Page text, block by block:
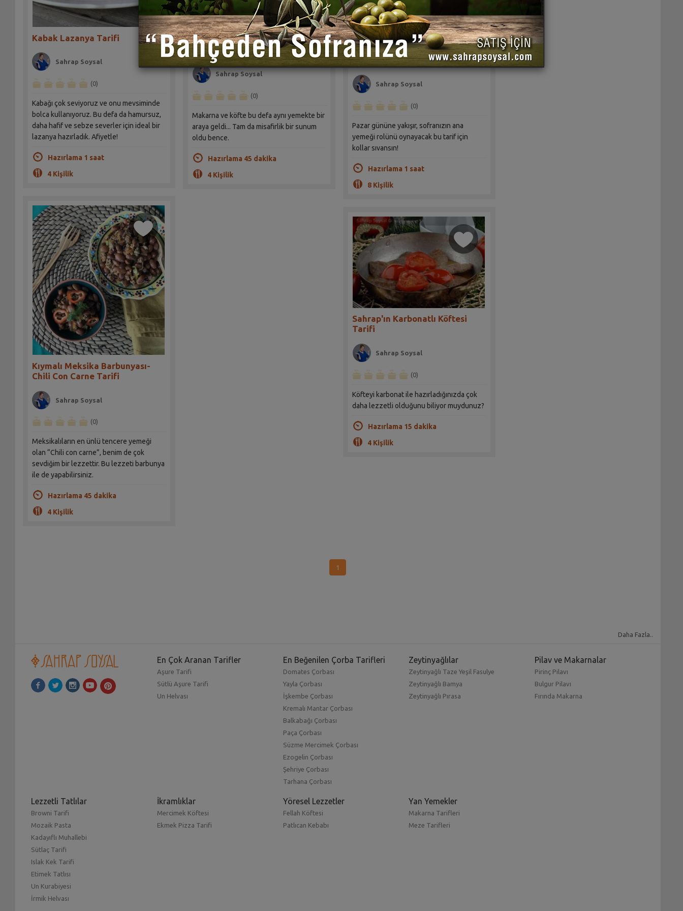
Kabak Lazanya Tarifi
Sahrap Soysal
(0)
Kabağı çok seviyoruz ve onu mevsiminde
bolca kullanıyoruz. Bu defa da hamursuz,
daha hafif ve sebze severler için ideal bir
lazanya hazırladık. Afiyetle!
Hazırlama 1 saat
4 Kişilik
Kıymalı Meksika Barbunyası-
Chili Con Carne Tarifi
Sahrap Soysal
(0)
Meksikalıların en ünlü tencere yemeği
olan “Chili con carne”, benim de çok
sevdiğim bir lezzettir. Bu lezzeti barbunya
ile de yapabilirsiniz.
Hazırlama 45 dakika
4 Kişilik
Köfteli Misafir Makarnası Tarifi
Sahrap Soysal
(0)
Makarna ve köfte bu defa aynı yemekte bir
araya geldi... Tam da misafirlik bir sunum
oldu bence.
Hazırlama 45 dakika
4 Kişilik
Patatesli Kıymalı Fırın Kebabı
Tarifi
Sahrap Soysal
(0)
Pazar gününe yakışır, sofranızın ana
yemeği rolünü oynayacak bu tarif için
kollar sıvansın!
Hazırlama 1 saat
8 Kişilik
Sahrap'ın Karbonatlı Köftesi
Tarifi
Sahrap Soysal
(0)
Köfteyi karbonat ile hazırladığınızda çok
daha lezzetli olduğunu biliyor muydunuz?
Hazırlama 15 dakika
4 Kişilik
1
Daha Fazla..
En Çok Aranan Tarifler
Aşure Tarifi
Sütlü Aşure Tarifi
Un Helvası
En Beğenilen Çorba Tarifleri
Domates Çorbası
Yayla Çorbası
İşkembe Çorbası
Kremalı Mantar Çorbası
Balkabağı Çorbası
Paça Çorbası
Süzme Mercimek Çorbası
Ezogelin Çorbası
Şehriye Çorbası
Tarhana Çorbası
Zeytinyağlılar
Zeytinyağlı Taze Yeşil Fasulye
Zeytinyağlı Bamya
Zeytinyağlı Pırasa
Pilav ve Makarnalar
Pirinç Pilavı
Bulgur Pilavı
Fırında Makarna
Lezzetli Tatlılar
Browni Tarifi
Mozaik Pasta
Kadayıflı Muhallebi
Sütlaç Tarifi
Islak Kek Tarifi
Etimek Tatlısı
Un Kurabiyesi
İrmik Helvası
İkramlıklar
Mercimek Köftesi
Ekmek Pizza Tarifi
Yöresel Lezzetler
Fellah Köftesi
Patlıcan Kebabı
Yan Yemekler
Makarna Tarifleri
Meze Tarifleri